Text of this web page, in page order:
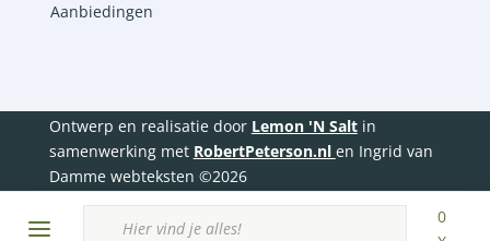
Producten
zoeken
0
Aanbiedingen
Ontwerp en realisatie door Lemon 'N Saltin
samenwerking met RobertPeterson.nl en Ingrid van
Damme webteksten ©2026